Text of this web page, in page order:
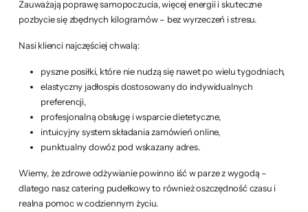
Zauważają poprawę samopoczucia, więcej energii i skuteczne
pozbycie się zbędnych kilogramów – bez wyrzeczeń i stresu.
Nasi klienci najczęściej chwalą:
pyszne posiłki, które nie nudzą się nawet po wielu tygodniach,
elastyczny jadłospis dostosowany do indywidualnych
preferencji,
profesjonalną obsługę i wsparcie dietetyczne,
intuicyjny system składania zamówień online,
punktualny dowóz pod wskazany adres.
Wiemy, że zdrowe odżywianie powinno iść w parze z wygodą –
dlatego nasz catering pudełkowy to również oszczędność czasu i
realna pomoc w codziennym życiu.